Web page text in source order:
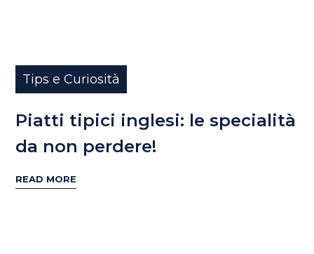
Tips e Curiosità
Piatti tipici inglesi: le specialità
da non perdere!
READ MORE